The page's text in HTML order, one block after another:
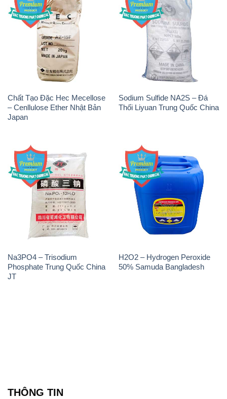
Chất Tạo Đặc Hec Mecellose
– Cenllulose Ether Nhật Bản
Japan
Sodium Sulfide NA2S – Đá
Thối Liyuan Trung Quốc China
Na3PO4 – Trisodium
Phosphate Trung Quốc China
JT
H2O2 – Hydrogen Peroxide
50% Samuda Bangladesh
THÔNG TIN